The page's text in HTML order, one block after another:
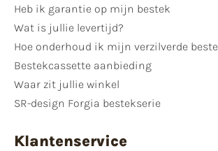
Heb ik garantie op mijn bestek
Wat is jullie levertijd?
Hoe onderhoud ik mijn verzilverde
Bestekcassette aanbieding
Waar zit jullie winkel
SR-design Forgia bestekserie
Klantenservice